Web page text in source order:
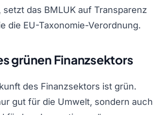
das BMLUK auf Transparenz
die EU-Taxonomie-Verordnung.
grünen Finanzsektors
des Finanzsektors ist grün.
gut für die Umwelt, sondern auch